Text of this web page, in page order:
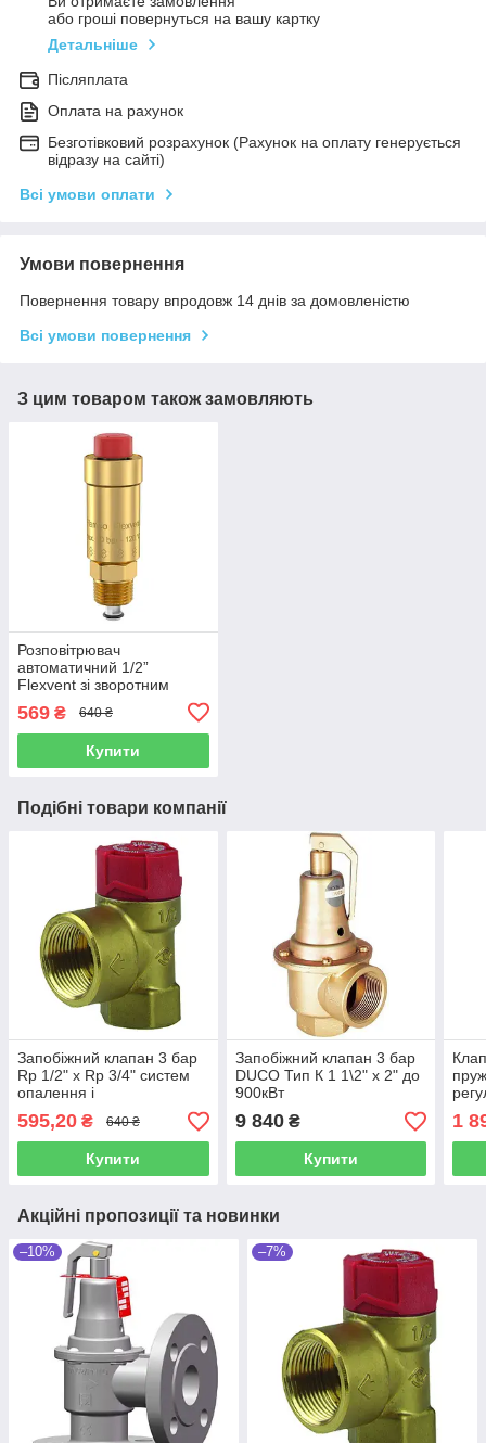
або гроші повернуться на вашу картку
Детальніше
Післяплата
Оплата на рахунок
Безготівковий розрахунок (Рахунок на оплату генерується
відразу на сайті)
Всі умови оплати
Умови повернення
Повернення товару впродовж 14 днів за домовленістю
Всі умови повернення
З цим товаром також замовляють
Розповітрювач
автоматичний 1/2”
Flexvent зі зворотним
прокладкою FLAMCO
(Нідерланди)
569 ₴ 640 ₴
Купити
Подібні товари компанії
Запобіжний клапан 3 бар
Rp 1/2" х Rp 3/4" систем
опалення і
водопостачання Afiso(
Німеччина)
595,20 ₴ 640 ₴
Купити
Запобіжний клапан 3 бар
DUCO Тип К 1 1\2" х 2" до
900кВт
DUCO(Нідерланди)
9 840₴
Купити
1
Акційні пропозиції та новинки
–10% –7%